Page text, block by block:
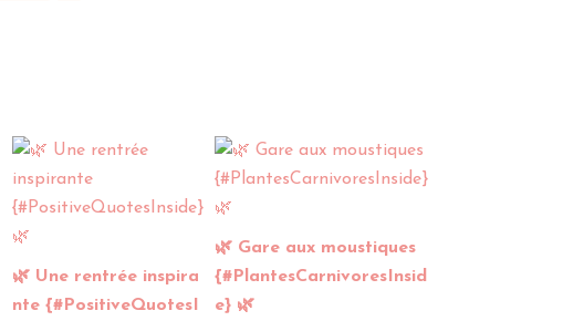
🌿 Une rentrée inspira
nte {#PositiveQuotesI
🌿 Gare aux moustiques
{#PlantesCarnivoresInsid
e} 🌿